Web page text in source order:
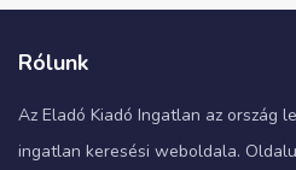
Rólunk
Az Eladó Kiadó Ingatlan az ország
ingatlan keresési weboldala.